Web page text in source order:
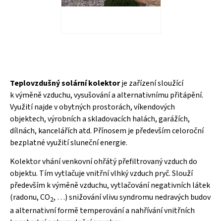
Teplovzdušný solární kolektorje zařízení sloužící
k výměně vzduchu, vysušování a alternativnímu přitápění.
Využití najde v obytných prostorách, víkendových
objektech, výrobních a skladovacích halách, garážích,
dílnách, kancelářích atd. Přínosem je především celoroční
bezplatné využití sluneční energie.
Kolektor vhání venkovní ohřátý přefiltrovaný vzduch do
objektu. Tím vytlačuje vnitřní vlhký vzduch pryč. Slouží
především k výměně vzduchu, vytlačování negativních látek
(radonu, CO2, …) snižování vlivu syndromu nedravých budov
a alternativní formě temperování a nahřívání vnitřních